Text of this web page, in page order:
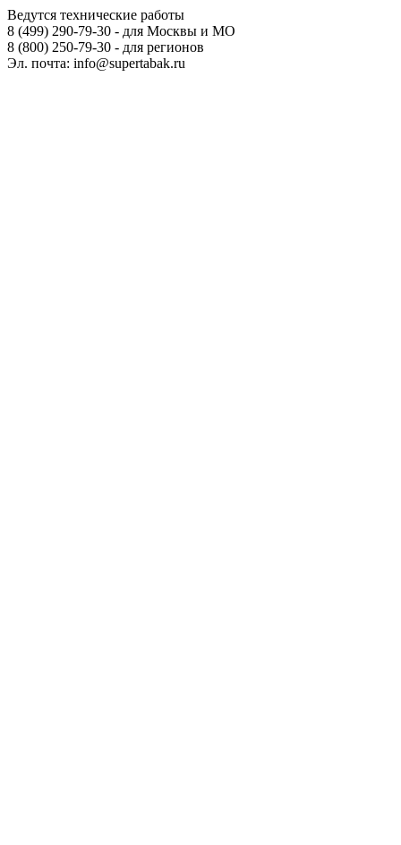
Ведутся технические работы
8 (499) 290-79-30 - для Москвы и МО
8 (800) 250-79-30 - для регионов
Эл. почта: info@supertabak.ru